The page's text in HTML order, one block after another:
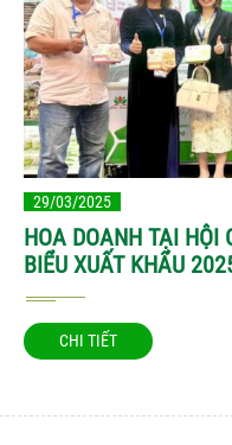
29/03/2025
HOA DOANH TẠI HỘI
BIỂU XUẤT KHẨU
CHI TIẾT